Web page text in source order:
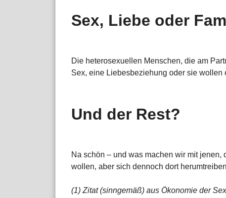
Sex, Liebe oder
Die heterosexuellen Menschen, die am
Sex, eine Liebesbeziehung oder sie wollen
Und der Rest?
Na schön – und was machen wir mit
wollen, aber sich dennoch dort
(1) Zitat (sinngemäß) aus Ökonomie der